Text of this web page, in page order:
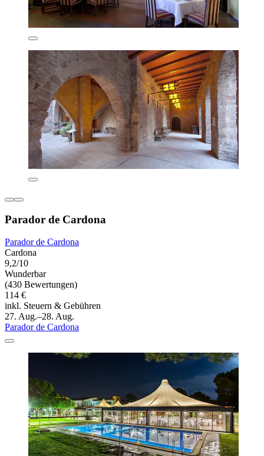
Parador de Cardona
Parador de Cardona
Cardona
9,2/10
Wunderbar
(430 Bewertungen)
114 €
inkl. Steuern & Gebühren
27. Aug.–28. Aug.
Parador de Cardona